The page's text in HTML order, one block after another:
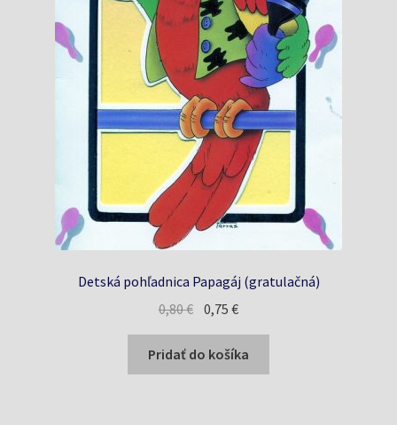
Detská pohľadnica Papagáj (gratulačná)
0,80€ Pôvodná
bola:
0,80 €.
0,75€Aktuálna
je:
0,75 €.
Pridať do košíka